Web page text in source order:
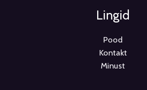
Lingid
Pood
Kontakt
Minust